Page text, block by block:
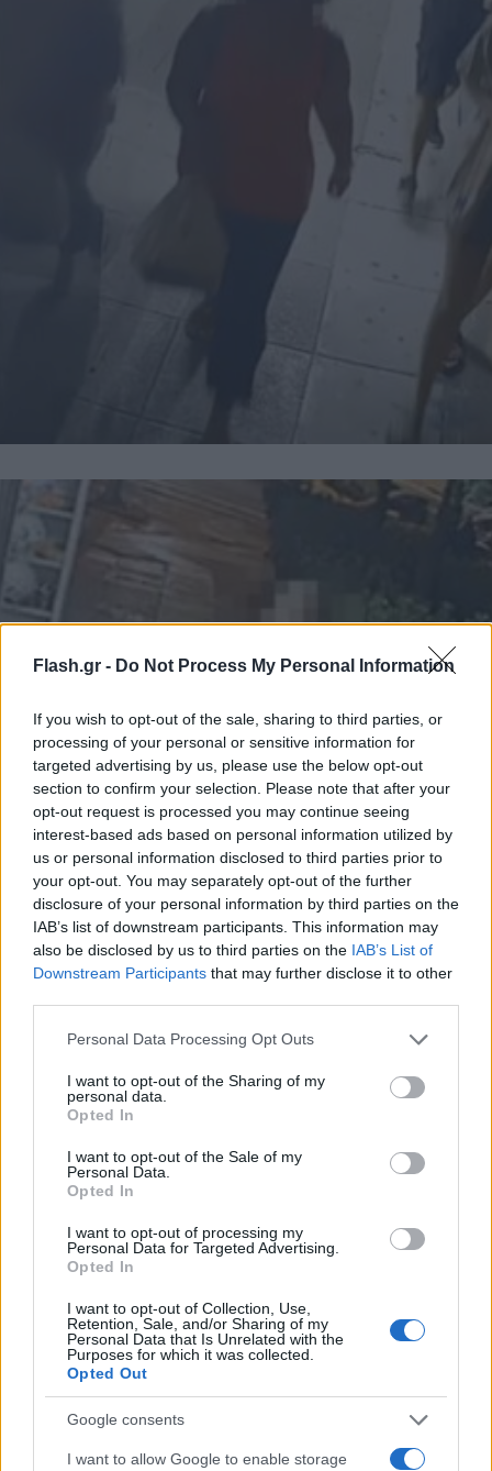
Flash.gr - Do Not Process My Personal Information
If you wish to opt-out of the sale, sharing to third parties, or
processing of your personal or sensitive information for
targeted advertising by us, please use the below opt-out
section to confirm your selection. Please note that after your
opt-out request is processed you may continue seeing
interest-based ads based on personal information utilized by
us or personal information disclosed to third parties prior to
your opt-out. You may separately opt-out of the further
disclosure of your personal information by third parties on the
IAB’s list of downstream participants. This information may
also be disclosed by us to third parties on the IAB’s List of
Downstream Participants that may further disclose it to other
Please note that this website/app uses one or more Google
not limited to your visit or usage behaviour. You may click to
grant or deny consent to Google and its third-party tags to
use your data for below specified purposes in below Google
consent section.
Personal Data Processing Opt Outs
I want to opt-out of the Sharing of my
personal data.
Opted In
I want to opt-out of the Sale of my
Personal Data.
Opted In
I want to opt-out of processing my
Personal Data for Targeted Advertising.
Opted In
I want to opt-out of Collection, Use,
Retention, Sale, and/or Sharing of my
Personal Data that Is Unrelated with the
Purposes for which it was collected.
Opted Out
Google consents
I want to allow Google to enable storage